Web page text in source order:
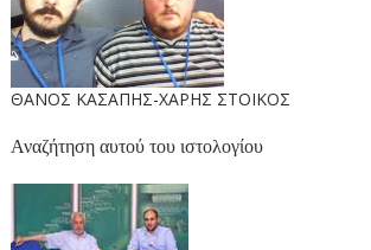
ΘΑΝΟΣ ΚΑΣΑΠΗΣ-ΧΑΡΗΣ ΣΤΟΙΚΟΣ
Αναζήτηση αυτού του ιστολογίου